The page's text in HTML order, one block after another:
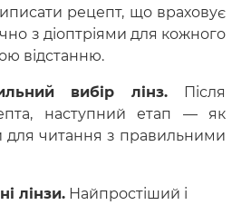
рецепт, що враховує
з діоптріями для кожного
відстанню.
вибір лінз. Після
наступний етап — як
для читання з правильними
лінзи. Найпростіший і